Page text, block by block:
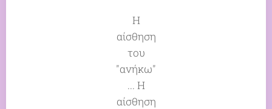
Η
αίσθηση
του
"ανήκω"
... Η
αίσθηση